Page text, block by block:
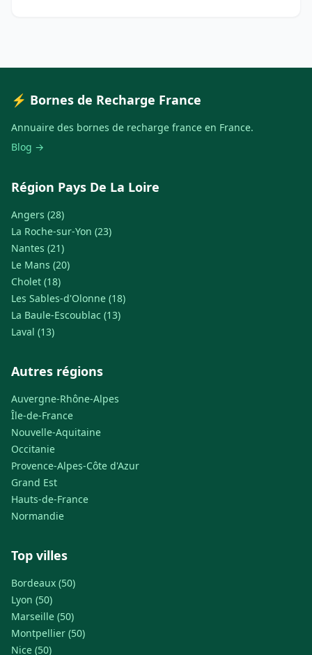
⚡ Bornes de Recharge France
Annuaire des bornes de recharge france en France.
Blog →
Région Pays De La Loire
Angers (28)
La Roche-sur-Yon (23)
Nantes (21)
Le Mans (20)
Cholet (18)
Les Sables-d'Olonne (18)
La Baule-Escoublac (13)
Laval (13)
Autres régions
Auvergne-Rhône-Alpes
Île-de-France
Nouvelle-Aquitaine
Occitanie
Provence-Alpes-Côte d'Azur
Grand Est
Hauts-de-France
Normandie
Top villes
Bordeaux (50)
Lyon (50)
Marseille (50)
Montpellier (50)
Nice (50)